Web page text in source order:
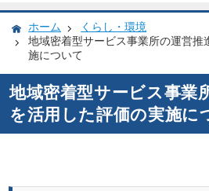
ホーム
くらし・環境
地域密着型サービス事業所の運営推
施について
地域密着型サービス事業
を活用した評価の実施に